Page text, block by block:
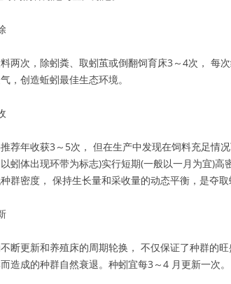
两次，除蚓粪、取蚓茧或倒翻饲育床3～4次， 每
，创造蚯蚓最佳生态环境。
荐年收获3～5次， 但在生产中发现在饲料充足情
蚓体出现环带为标志)实行短期(一般以一月为宜)
群密度， 保持生长量和采收量的动态平衡，是夺取
断更新和养殖床的周期轮换， 不仅保证了种群的
造成的种群自然衰退。种蚓宜每3～4 月更新一次。